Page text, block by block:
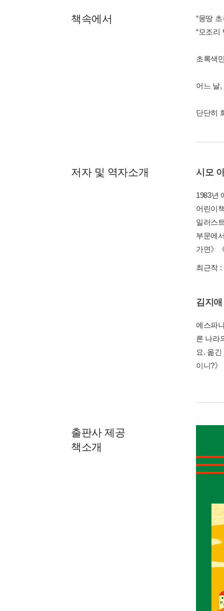
책속에서
“몽땅
“모조리
초록색
어느 날
단단히
저자 및 역자소개 시모
1983년
어린이
일러스
부문에
가면》
최근작 :
김지애
에스파
른 나라
요. 옮
이니?
출판사 제공
책소개